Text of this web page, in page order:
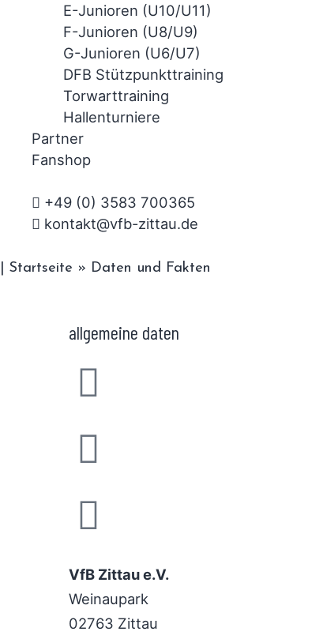
E-Junioren (U10/U11)
F-Junioren (U8/U9)
G-Junioren (U6/U7)
DFB Stützpunkttraining
Torwarttraining
Hallenturniere
Partner
Fanshop
+49 (0) 3583 700365
kontakt@vfb-zittau.de
Startseite » Daten und Fakten
allgemeine daten
VfB Zittau e.V.
Weinaupark
02763 Zittau